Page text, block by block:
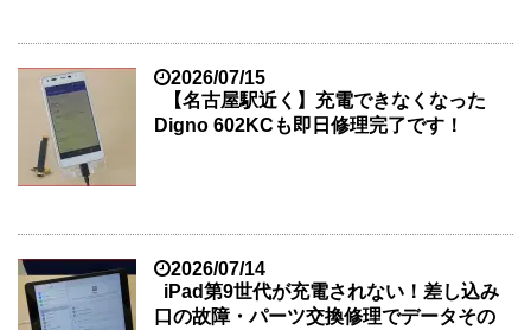
2026/07/15
【名古屋駅近く】充電できなくなった
Digno 602KCも即日修理完了です！
2026/07/14
iPad第9世代が充電されない！差し込み
口の故障・パーツ交換修理でデータその